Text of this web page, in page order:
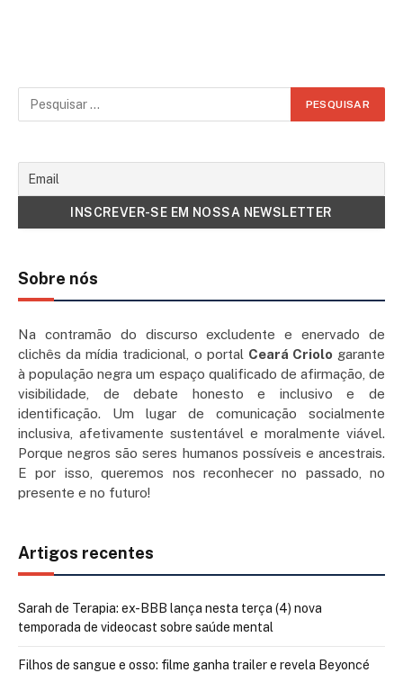
Sobre nós
Na contramão do discurso excludente e enervado de
clichês da mídia tradicional, o portal Ceará Criolo garante
à população negra um espaço qualificado de afirmação, de
visibilidade, de debate honesto e inclusivo e de
identificação. Um lugar de comunicação socialmente
inclusiva, afetivamente sustentável e moralmente viável.
Porque negros são seres humanos possíveis e ancestrais.
E por isso, queremos nos reconhecer no passado, no
presente e no futuro!
Artigos recentes
Sarah de Terapia: ex-BBB lança nesta terça (4) nova
temporada de videocast sobre saúde mental
Filhos de sangue e osso: filme ganha trailer e revela Beyoncé